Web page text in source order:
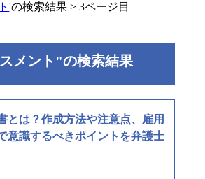
'の検索結果 >3ページ目
メント"の検索結果
とは？作成方法や注意点、雇用
意識するべきポイントを弁護士